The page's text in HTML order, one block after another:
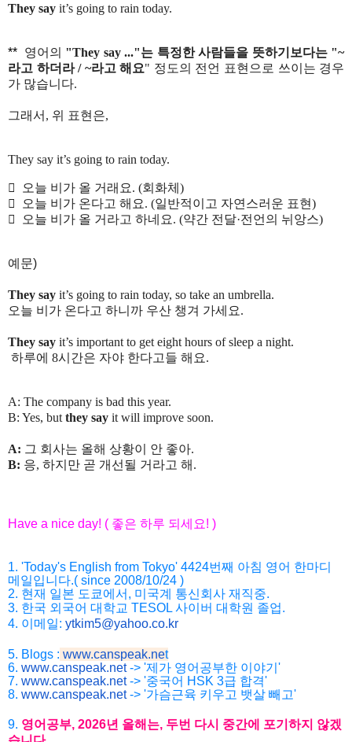
They say it’s going to rain today.
** 영어의 "They say ..."는 특정한 사람들을 뜻하기보다는"~
라고 하더라/ ~라고 해요" 정도의 전언 표현으로 쓰이는 경우
가 많습니다.
그래서, 위 표현은,
They say it’s going to rain today.
 오늘 비가 올 거래요. (회화체 )

오늘 비가 온다고 해요. (일반적이고 자연스러운 표현)

오늘 비가 올 거라고 하네요. (약간 전달·전언의 뉘앙스)
예문)
They say it’s going to rain today, so take an umbrella.
오늘 비가 온다고 하니까 우산 챙겨 가세요.
They say it’s important to get eight hours of sleep a night.
하루에 8시간은 자야 한다고들 해요.
A: The company is bad this year.
B: Yes, but they say it will improve soon.
A: 그 회사는 올해 상황이 안 좋아.
B: 응, 하지만 곧 개선될 거라고 해 .
Have a nice day! ( 좋은 하루 되세요! )
1. 'Today's English from Tokyo' 4424번째 아침 영어 한마디
메일입니다.( since 2008/10/24 )
2. 현재 일본 도쿄에서 , 미국계 통신회사 재직중.
3. 한국 외국어 대학교 TESOL 사이버 대학원 졸업.
4. 이메일: ytkim5@yahoo.co.kr
5. Blogs : www.canspeak.net
6. www.canspeak.net-> '제가 영어공부한 이야기'
7. www.canspeak.net-> '중국어 HSK 3급 합격'
8. www.canspeak.net-> '가슴근육 키우고 뱃살 빼고'
9. 영어공부, 2026년 올해는, 두번 다시 중간에 포기하지 않겠